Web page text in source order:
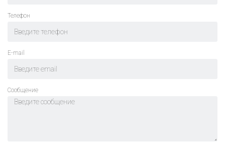
Телефон
E-mail
Cообщение